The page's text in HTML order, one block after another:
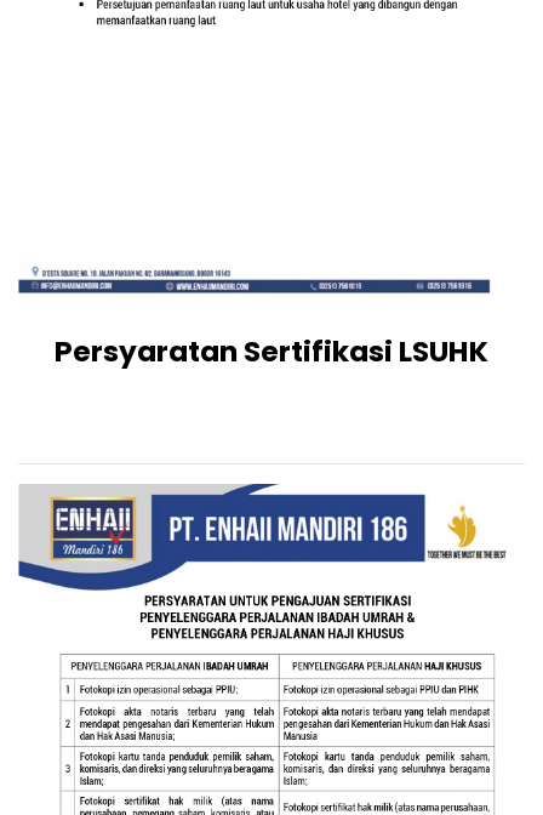
Persyaratan Sertifikasi LSUHK